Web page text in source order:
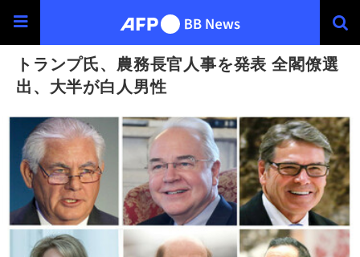
トランプ氏、農務長官人事を発表 全閣僚選
出、大半が白人男性